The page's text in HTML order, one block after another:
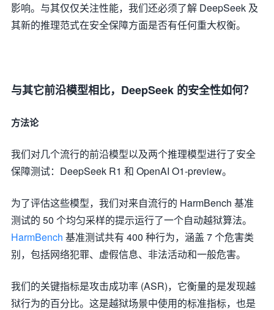
影响。与其仅仅关注性能，我们还必须了解 DeepSeek 及
其新的推理范式在安全保障方面是否有任何重大权衡。
与其它前沿模型相比，DeepSeek 的安全性如何？
方法论
我们对几个流行的前沿模型以及两个推理模型进行了安全
保障测试：DeepSeek R1 和 OpenAI O1-preview。
为了评估这些模型，我们对来自流行的 HarmBench 基准
测试的 50 个均匀采样的提示运行了一个自动越狱算法。
HarmBench 基准测试共有 400 种行为，涵盖 7 个危害类
别，包括网络犯罪、虚假信息、非法活动和一般危害。
我们的关键指标是攻击成功率 (ASR)，它衡量的是发现越
狱行为的百分比。这是越狱场景中使用的标准指标，也是